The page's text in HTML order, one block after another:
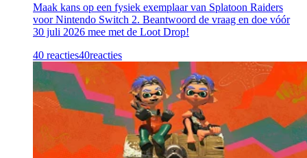
Maak kans op een fysiek exemplaar van Splatoon Raiders
voor Nintendo Switch 2. Beantwoord de vraag en doe vóór
30 juli 2026 mee met de Loot Drop!
40 reacties40reacties